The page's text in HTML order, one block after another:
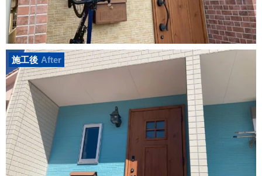
施工後 After